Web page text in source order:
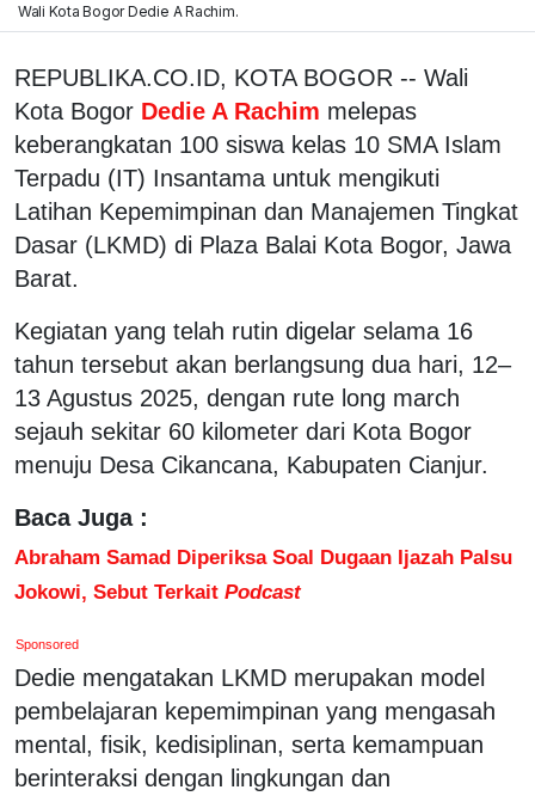
Wali Kota Bogor Dedie A Rachim.
REPUBLIKA.CO.ID, KOTA BOGOR -- Wali
Kota Bogor Dedie A Rachim melepas
keberangkatan 100 siswa kelas 10 SMA Islam
Terpadu (IT) Insantama untuk mengikuti
Latihan Kepemimpinan dan Manajemen Tingkat
Dasar (LKMD) di Plaza Balai Kota Bogor, Jawa
Barat.
Kegiatan yang telah rutin digelar selama 16
tahun tersebut akan berlangsung dua hari, 12–
13 Agustus 2025, dengan rute long march
sejauh sekitar 60 kilometer dari Kota Bogor
menuju Desa Cikancana, Kabupaten Cianjur.
Baca Juga :
Abraham Samad Diperiksa Soal Dugaan Ijazah Palsu
Jokowi, Sebut Terkait Podcast
Sponsored
Dedie mengatakan LKMD merupakan model
pembelajaran kepemimpinan yang mengasah
mental, fisik, kedisiplinan, serta kemampuan
berinteraksi dengan lingkungan dan